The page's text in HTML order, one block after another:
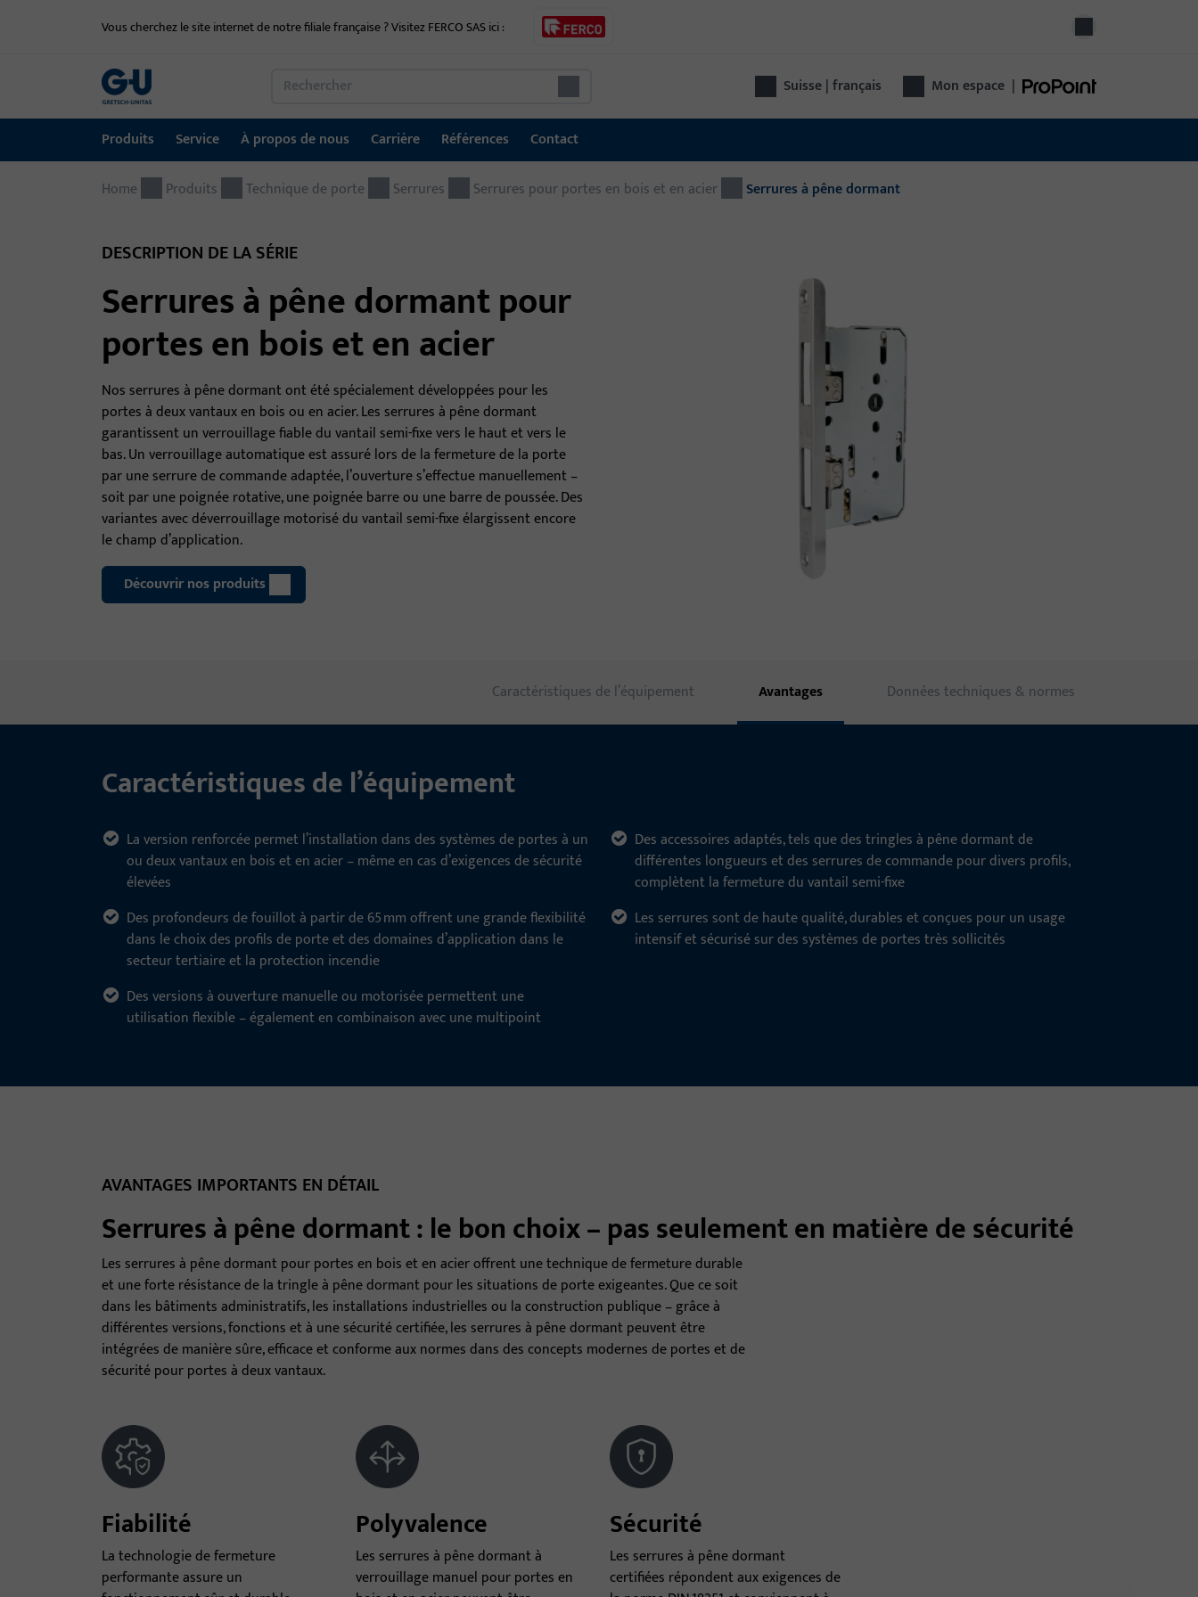
Vous cherchez le site internet de notre filiale française ? Visitez FERCO SAS ici :
Suisse | français Mon espace |
Produits
Produits
Systèmes d'entrée automatiques
Matériel de montage
Technique de porte
Serrures
Système de sécurisation électrique des issues de
secours
Gâches électriques
Ferrures de porte
Ferme-porte
Seuils de porte
fournisseur : de la quincaillerie au contrôle
d'accès jusqu'aux portes automatiques –
fonctionnelle, sûre, polyvalente.
Service
Service
À propos de nous
À propos de nous
Carrière
Carrière
Références
Références
Contact
Contact
Home Produits Technique de porte Serrures Serrures pour portes en bois et en acier Serrures à pêne dormant
DESCRIPTION DE LA SÉRIE
Serrures à pêne dormant pour
portes en bois et en acier
Nos serrures à pêne dormant ont été spécialement développées pour les
portes à deux vantaux en bois ou en acier. Les serrures à pêne dormant
garantissent un verrouillage fiable du vantail semi-fixe vers le haut et vers le
bas. Un verrouillage automatique est assuré lors de la fermeture de la porte
par une serrure de commande adaptée, l’ouverture s’effectue manuellement –
soit par une poignée rotative, une poignée barre ou une barre de poussée. Des
variantes avec déverrouillage motorisé du vantail semi-fixe élargissent encore
le champ d’application.
Découvrir nos produits
Caractéristiques de l’équipement Avantages Données techniques & normes
Caractéristiques de l’équipement
La version renforcée permet l’installation dans des systèmes de portes à un
ou deux vantaux en bois et en acier – même en cas d’exigences de sécurité
élevées
Des profondeurs de fouillot à partir de 65 mm offrent une grande flexibilité
dans le choix des profils de porte et des domaines d’application dans le
secteur tertiaire et la protection incendie
Des versions à ouverture manuelle ou motorisée permettent une
utilisation flexible – également en combinaison avec une multipoint
Des accessoires adaptés, tels que des tringles à pêne dormant de
différentes longueurs et des serrures de commande pour divers profils,
complètent la fermeture du vantail semi-fixe
Les serrures sont de haute qualité, durables et conçues pour un usage
intensif et sécurisé sur des systèmes de portes très sollicités
AVANTAGES IMPORTANTS EN DÉTAIL
Serrures à pêne dormant : le bon choix – pas seulement en matière de sécurité
Les serrures à pêne dormant pour portes en bois et en acier offrent une technique de fermeture durable
et une forte résistance de la tringle à pêne dormant pour les situations de porte exigeantes. Que ce soit
dans les bâtiments administratifs, les installations industrielles ou la construction publique – grâce à
différentes versions, fonctions et à une sécurité certifiée, les serrures à pêne dormant peuvent être
intégrées de manière sûre, efficace et conforme aux normes dans des concepts modernes de portes et de
sécurité pour portes à deux vantaux.
Fiabilité
La technologie de fermeture
performante assure un
Polyvalence
Les serrures à pêne dormant à
verrouillage manuel pour portes en
Sécurité
Les serrures à pêne dormant
certifiées répondent aux exigences de